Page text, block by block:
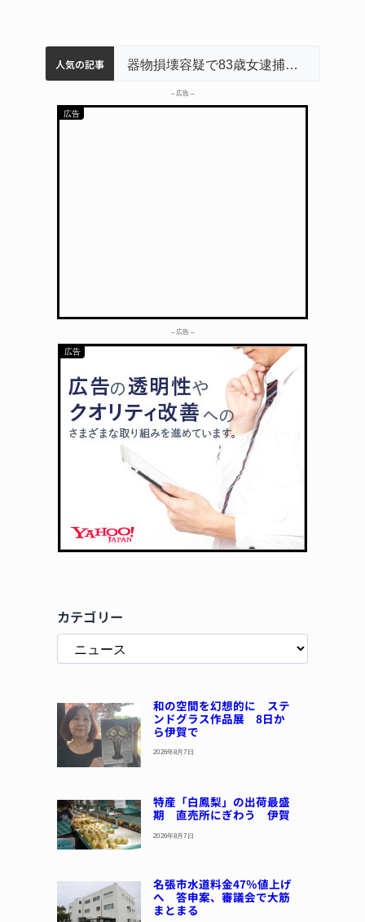
人気の記事
名張市水道料金47％値上げへ 答申案、審議会で大筋まとまる
中学校の陶壁モニュメント 地元建設会社がボランティアで清掃 伊賀
名張市立病院のDMAT、熊本地震の被災地へ 能登以来3回目の派遣 器物損壊容疑で83歳女逮捕 伊賀署
– 広告 –
– 広告 –
カテゴリー
和の空間を幻想的に ステ
ンドグラス作品展 8日か
ら伊賀で
2026年8月7日
特産「白鳳梨」の出荷最盛
期 直売所にぎわう 伊賀
2026年8月7日
名張市水道料金47％値上げ
へ 答申案、審議会で大筋
まとまる